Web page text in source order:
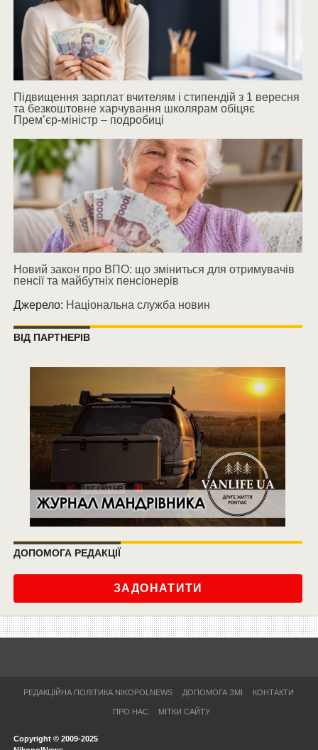
Підвищення зарплат вчителям і стипендій з 1 вересня
та безкоштовне харчування школярам обіцяє
Прем’єр-міністр – подробиці
Новий закон про ВПО: що зміниться для отримувачів
пенсії та майбутніх пенсіонерів
Джерело: Національна служба новин
ВІД ПАРТНЕРІВ
ДОПОМОГА РЕДАКЦІЇ
ЗАДОНАТИТИ
РЕДАКЦІЙНА ПОЛІТИКА NIKOPOLNEWS ДОПОМОГА ЗМІ КОНТАКТИ
ПРО НАС МІТКИ САЙТУ
Copyright © 2009-2025